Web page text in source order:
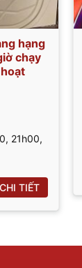
hạng
chạy
21h00,
TIẾT